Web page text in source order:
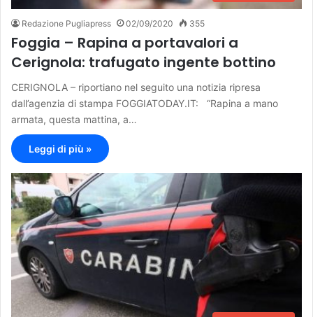
Redazione Pugliapress 02/09/2020 355
Foggia – Rapina a portavalori a
Cerignola: trafugato ingente bottino
CERIGNOLA – riportiano nel seguito una notizia ripresa
dall’agenzia di stampa FOGGIATODAY.IT: “Rapina a mano
armata, questa mattina, a…
Leggi di più »